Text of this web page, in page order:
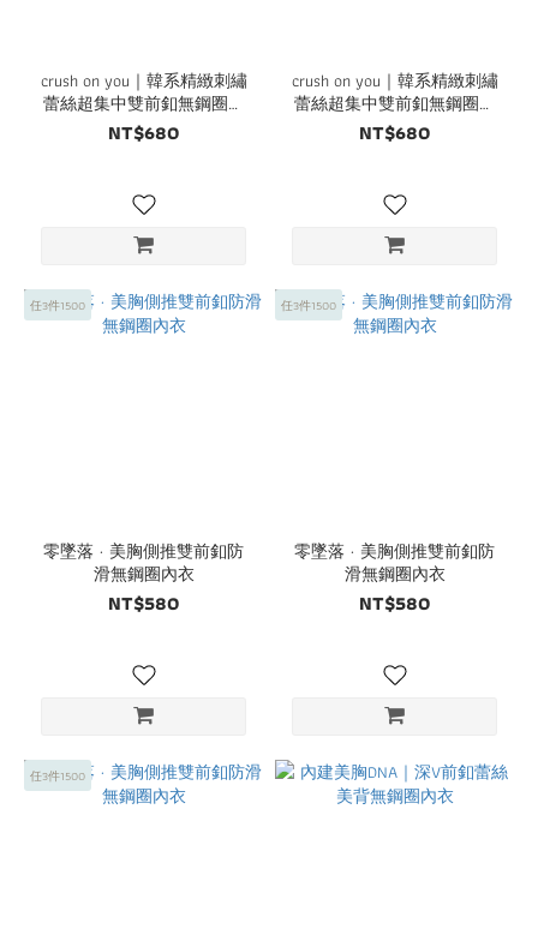
crush on you｜韓系精緻刺繡
蕾絲超集中雙前釦無鋼圈內
衣
NT$680
crush on you｜韓系精緻刺繡
蕾絲超集中雙前釦無鋼圈內
衣
NT$680
任3件1500
零墜落 · 美胸側推雙前釦防
滑無鋼圈內衣
NT$580
任3件1500
零墜落 · 美胸側推雙前釦防
滑無鋼圈內衣
NT$580
任3件1500